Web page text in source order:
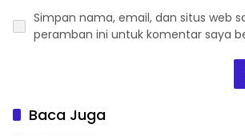
Simpan nama, email, dan situs web
peramban ini untuk komentar saya
Baca Juga